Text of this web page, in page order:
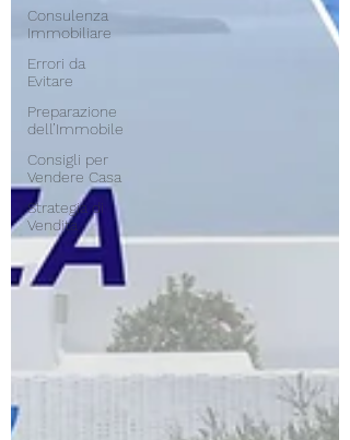
Consulenza
Immobiliare
Errori da
Evitare
Preparazione
dell’Immobile
Consigli per
Vendere Casa
Strategia di
Vendita